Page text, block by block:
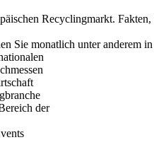
Recyclingmarkt.
Sie monatlich unter anderem
der